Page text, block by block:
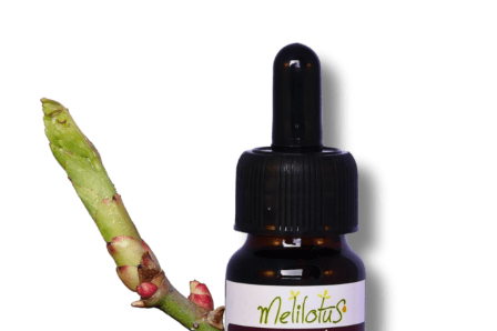
GemmÔ Églantier
AJOUTER AU PANIER